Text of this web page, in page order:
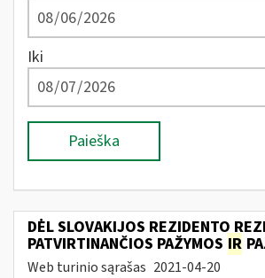
Iki
Paieška
DĖL SLOVAKIJOS REZIDENTO
PATVIRTINANČIOS PAŽYMOS IR
Web turinio sąrašas 2021-04-20